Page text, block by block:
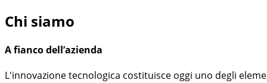
Chi siamo
A fianco dell’azienda
L'innovazione tecnologica costituisce oggi uno degli